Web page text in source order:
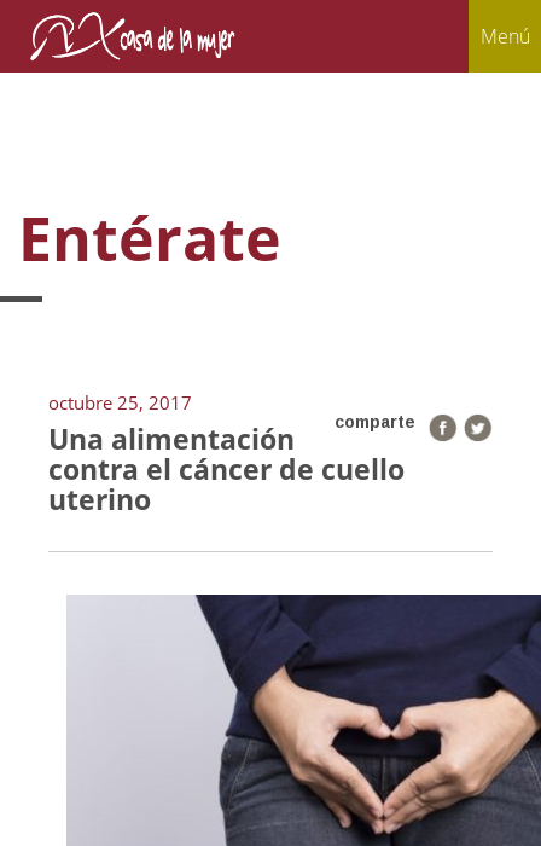
Menú
Entérate
octubre 25, 2017
comparte
Una alimentación
contra el cáncer de cuello
uterino